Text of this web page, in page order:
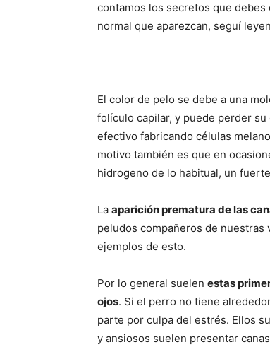
contamos los secretos que debes
normal que aparezcan, seguí
El color de pelo se debe a una
folículo capilar, y puede perder su
efectivo fabricando células
motivo también es que en
hidrogeno de lo habitual, un
La aparición prematura de las
peludos compañeros de nuestras
ejemplos de esto.
Por lo general suelen estas
ojos. Si el perro no tiene
parte por culpa del estrés. Ellos
y ansiosos suelen presentar